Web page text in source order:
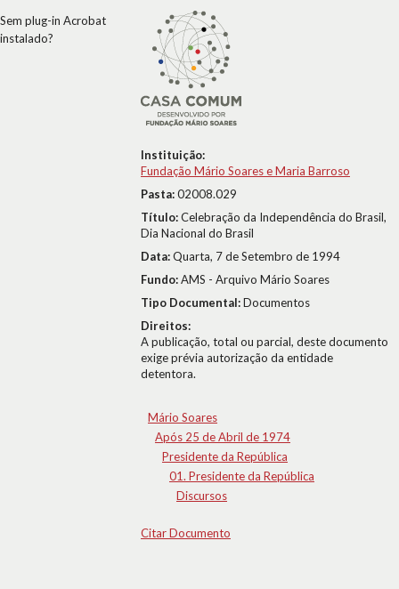
Instituição:
Fundação Mário Soares e Maria Barroso
Pasta:02008.029
Título:Celebração da Independência do Brasil,
Dia Nacional do Brasil
Data:Quarta, 7 de Setembro de 1994
Fundo:AMS - Arquivo Mário Soares
Tipo Documental:Documentos
Direitos:
A publicação, total ou parcial, deste documento
exige prévia autorização da entidade
detentora.
Mário Soares
Após 25 de Abril de 1974
Presidente da República
01. Presidente da República
Discursos
Citar Documento
Sem plug-in Acrobat
instalado?